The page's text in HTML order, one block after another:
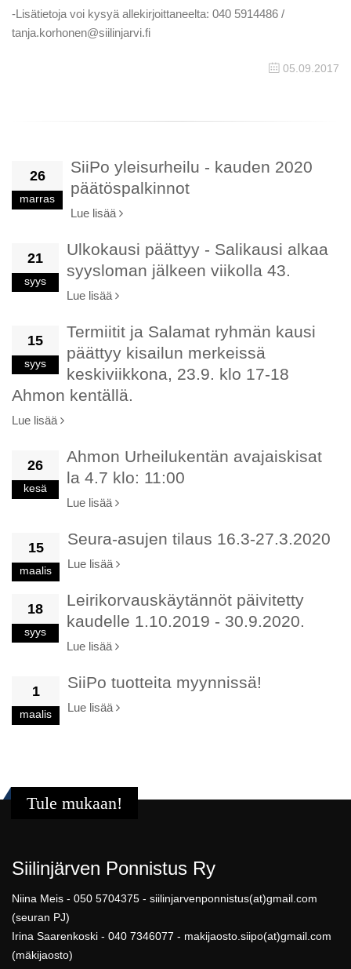
-Lisätietoja voi kysyä allekirjoittaneelta: 040 5914486 /
tanja.korhonen@siilinjarvi.fi
05.09.2017
26
marras
SiiPo yleisurheilu - kauden 2020
päätöspalkinnot
Lue lisää
21
syys
Ulkokausi päättyy - Salikausi alkaa
syysloman jälkeen viikolla 43.
Lue lisää
15
syys
Termiitit ja Salamat ryhmän kausi
päättyy kisailun merkeissä
keskiviikkona, 23.9. klo 17-18
Ahmon kentällä.
Lue lisää
26
kesä
Ahmon Urheilukentän avajaiskisat
la 4.7 klo: 11:00
Lue lisää
15
maalis
Seura-asujen tilaus 16.3-27.3.2020
Lue lisää
18
syys
Leirikorvauskäytännöt päivitetty
kaudelle 1.10.2019 - 30.9.2020.
Lue lisää
1
maalis
SiiPo tuotteita myynnissä!
Lue lisää
Tule mukaan!
Siilinjärven Ponnistus Ry
Niina Meis - 050 5704375 - siilinjarvenponnistus(at)gmail.com
(seuran PJ)
Irina Saarenkoski - 040 7346077 - makijaosto.siipo(at)gmail.com
(mäkijaosto)